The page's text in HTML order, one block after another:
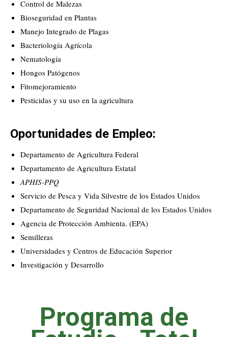
Control de Malezas
Bioseguridad en Plantas
Manejo Integrado de Plagas
Bacteriología Agrícola
Nematología
Hongos Patógenos
Fitomejoramiento
Pesticidas y su uso en la agricultura
Oportunidades de Empleo:
Departamento de Agricultura Federal
Departamento de Agricultura Estatal
APHIS-PPQ
Servicio de Pesca y Vida Silvestre de los Estados Unidos
Departamento de Seguridad Nacional de los Estados Unidos
Agencia de Protección Ambienta. (EPA)
Semilleras
Universidades y Centros de Educación Superior
Investigación y Desarrollo
Programa de